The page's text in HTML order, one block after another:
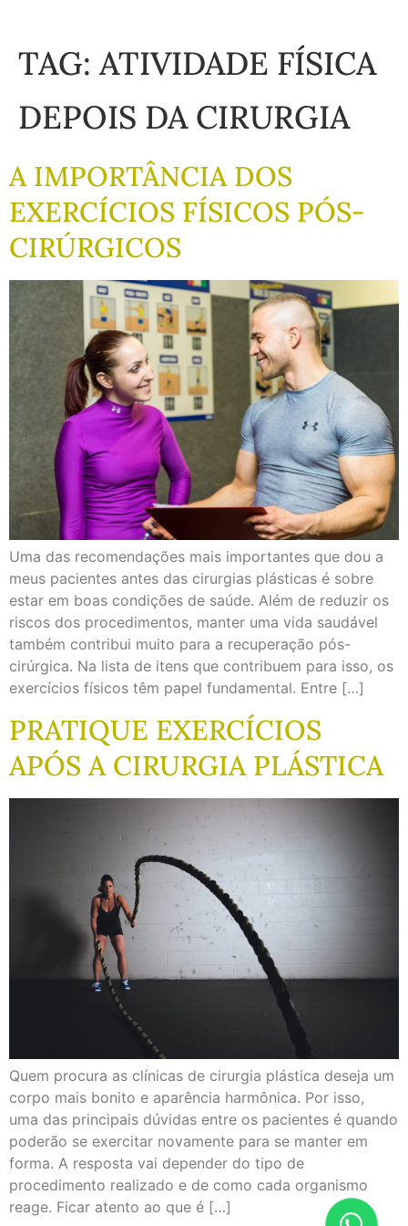
TAG: ATIVIDADE FÍSICA
DEPOIS DA CIRURGIA
A IMPORTÂNCIA DOS
EXERCÍCIOS FÍSICOS PÓS-
CIRÚRGICOS
Uma das recomendações mais importantes que dou a
meus pacientes antes das cirurgias plásticas é sobre
estar em boas condições de saúde. Além de reduzir os
riscos dos procedimentos, manter uma vida saudável
também contribui muito para a recuperação pós-
cirúrgica. Na lista de itens que contribuem para isso, os
exercícios físicos têm papel fundamental. Entre […]
PRATIQUE EXERCÍCIOS
APÓS A CIRURGIA PLÁSTICA
Quem procura as clínicas de cirurgia plástica deseja um
corpo mais bonito e aparência harmônica. Por isso,
uma das principais dúvidas entre os pacientes é quando
poderão se exercitar novamente para se manter em
forma. A resposta vai depender do tipo de
procedimento realizado e de como cada organismo
reage. Ficar atento ao que é […]